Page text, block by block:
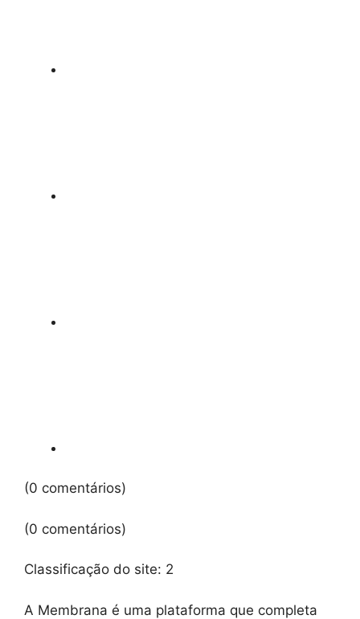
(0 comentários)
(0 comentários)
Classificação do site: 2
A Membrana é uma plataforma que completa